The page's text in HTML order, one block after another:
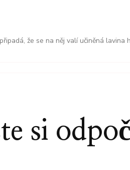
že se na něj valí učiněná
si